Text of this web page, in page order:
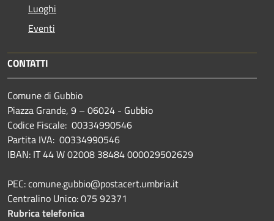
Luoghi
Eventi
CONTATTI
Comune di Gubbio
Piazza Grande, 9 – 06024 - Gubbio
Codice Fiscale: 00334990546
Partita IVA: 00334990546
IBAN: IT 44 W 02008 38484 000029502629
PEC: comune.gubbio@postacert.umbria.it
Centralino Unico: 075 92371
Rubrica telefonica